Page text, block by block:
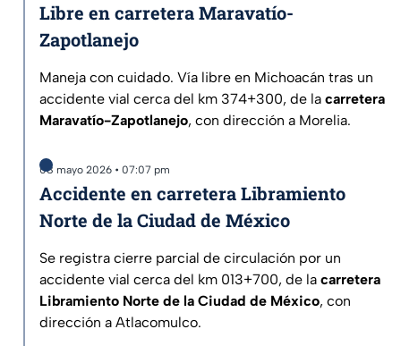
Libre en carretera Maravatío-
Zapotlanejo
Maneja con cuidado. Vía libre en Michoacán tras un
accidente vial cerca del km 374+300, de la carretera
Maravatío-Zapotlanejo, con dirección a Morelia.
08 mayo 2026 • 07:07 pm
Accidente en carretera Libramiento
Norte de la Ciudad de México
Se registra cierre parcial de circulación por un
accidente vial cerca del km 013+700, de la carretera
Libramiento Norte de la Ciudad de México, con
dirección a Atlacomulco.